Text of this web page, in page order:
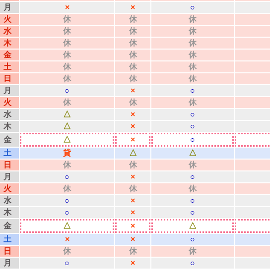
月 × × ○
火 休 休 休
水 休 休 休
木 休 休 休
金 休 休 休
土 休 休 休
日 休 休 休
月 ○ × ○
火 休 休 休
水 △ × ○
木 △ × ○
金 △ × ○
土 貸 △ △
日 休 休 休
月 ○ × ○
火 休 休 休
水 ○ × ○
木 ○ × ○
金 △ × △
土 × × ○
日 休 休 休
月 ○ × ○